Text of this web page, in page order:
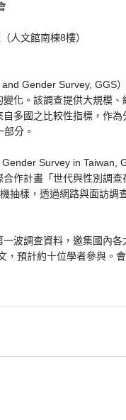
人文館南棟8樓）
Gender Survey, GGS
化。該調查提供大規模
多國之比較性指標，作
分。
Survey in
作計畫「世代與性別調
抽樣，透過網路與面訪
波調查資料，邀集國內
，預計約十位學者參與。